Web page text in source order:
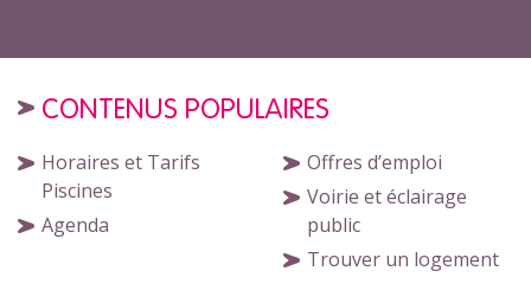
CONTENUS POPULAIRES
Horaires et Tarifs
Piscines
Agenda
Offres d’emploi
Voirie et éclairage
public
Trouver un logement